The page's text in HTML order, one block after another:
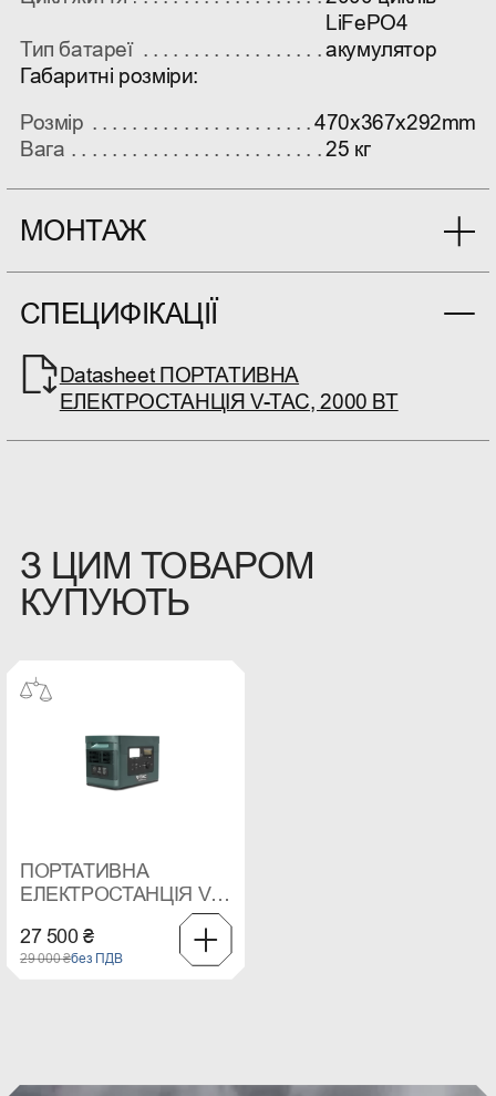
Тип батареї
LiFePO4
акумулятор
Габаритні розміри:
Розмір
470x367x292mm
Вага
25 кг
МОНТАЖ
СПЕЦИФІКАЦІЇ
Datasheet ПОРТАТИВНА
ЕЛЕКТРОСТАНЦІЯ V-TAC, 2000 ВТ
З ЦИМ ТОВАРОМ
КУПУЮТЬ
ПОРТАТИВНА
ЕЛЕКТРОСТАНЦІЯ V-
27 500 ₴
29 000 ₴без ПДВ